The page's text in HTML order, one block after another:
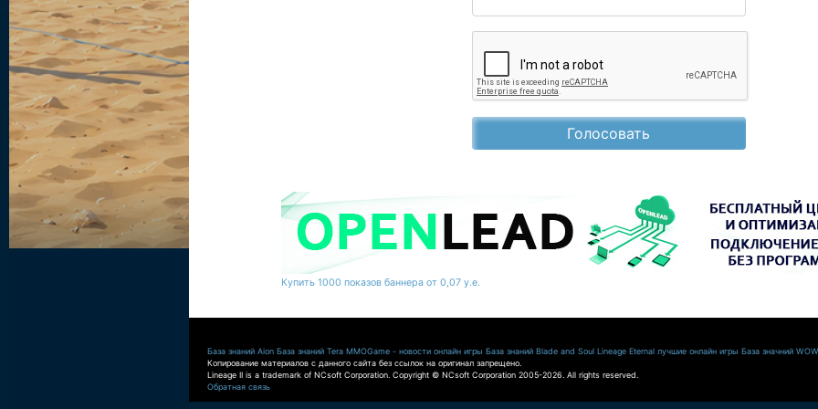
Голосовать
Купить 1000 показов баннера от 0,07 у.е.
База знаний Aion База знаний Tera MMOGame - новости онлайн игры База знаний Blade and Soul Lineage Eternal лучшие онлайн игры База значний WOW
Копирование материалов с данного сайта без ссылок на оригинал запрещено.
Lineage II is a trademark of NCsoft Corporation. Copyright © NCsoft Corporation 2005-2026. All rights reserved.
Обратная связь